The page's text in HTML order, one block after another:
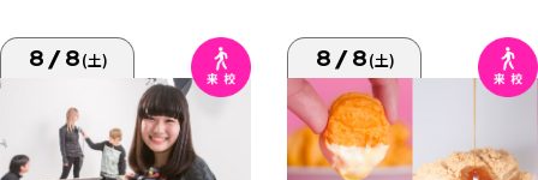
8/8(土) 8/8(土)